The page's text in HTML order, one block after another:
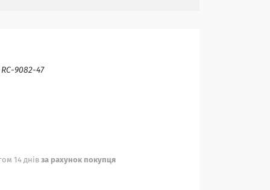
RC-9082-47
14 днів за рахунок покупця